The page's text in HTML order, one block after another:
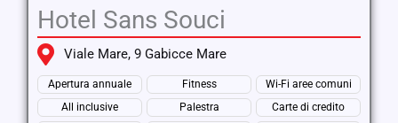
Hotel Sans Souci
Viale Mare, 9 Gabicce Mare
Apertura annuale Fitness
Wi-Fi aree comuni
All inclusive
Palestra
Carte di credito